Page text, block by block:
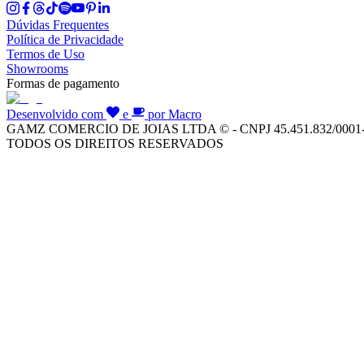
Dúvidas Frequentes
Política de Privacidade
Termos de Uso
Showrooms
Formas de pagamento
Desenvolvido com e
por Macro
GAMZ COMERCIO DE JOIAS LTDA © - CNPJ 45.451.832/
TODOS OS DIREITOS RESERVADOS